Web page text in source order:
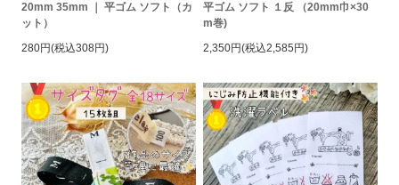
20mm 35mm ｜ 平ゴム ソフト（カ
ット）
280円(税込308円)
平ゴム ソフト １反 （20mm巾×30
m巻)
2,350円(税込2,585円)